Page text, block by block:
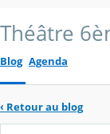
Théâtre
Blog Agenda
‹ Retour au blog